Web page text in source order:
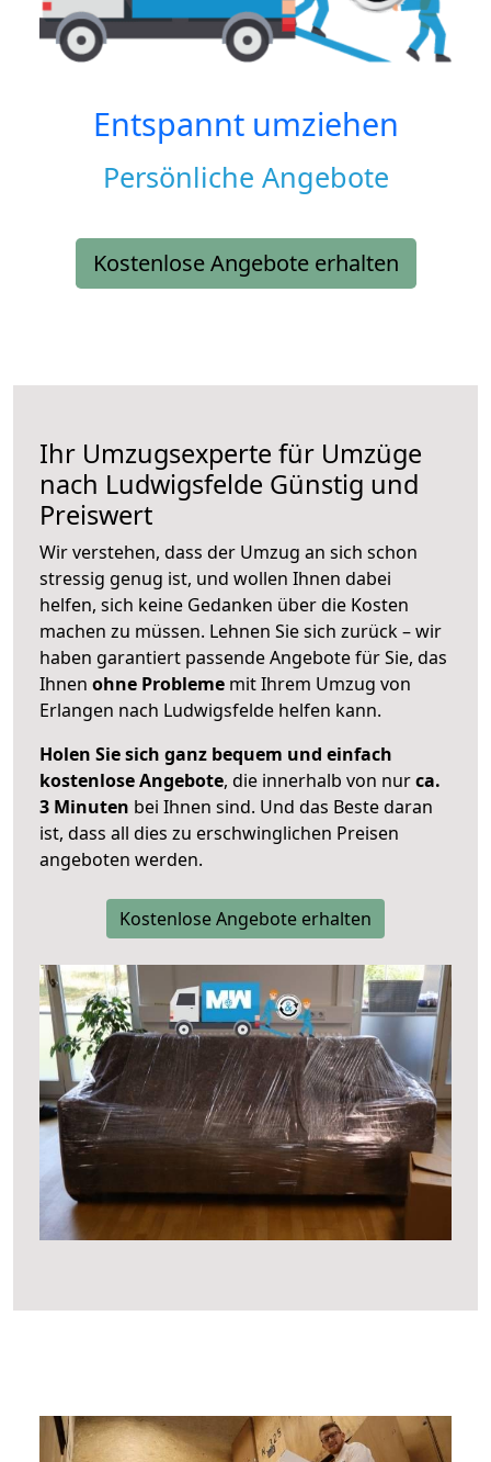
Entspannt umziehen
Persönliche Angebote
Kostenlose Angebote erhalten
Ihr Umzugsexperte für Umzüge
nach Ludwigsfelde Günstig und
Preiswert
Wir verstehen, dass der Umzug an sich schon
stressig genug ist, und wollen Ihnen dabei
helfen, sich keine Gedanken über die Kosten
machen zu müssen. Lehnen Sie sich zurück – wir
haben garantiert passende Angebote für Sie, das
Ihnen ohne Probleme mit Ihrem Umzug von
Erlangen nach Ludwigsfelde helfen kann.
Holen Sie sich ganz bequem und einfach
kostenlose Angebote, die innerhalb von nurca.
3 Minuten bei Ihnen sind. Und das Beste daran
ist, dass all dies zu erschwinglichen Preisen
angeboten werden.
Kostenlose Angebote erhalten